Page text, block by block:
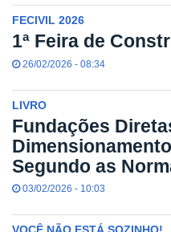
FECIVIL 2026
1ª Feira de
26/02/2026 - 08:34
LIVRO
Fundações
Segundo as
03/02/2026 - 10:03